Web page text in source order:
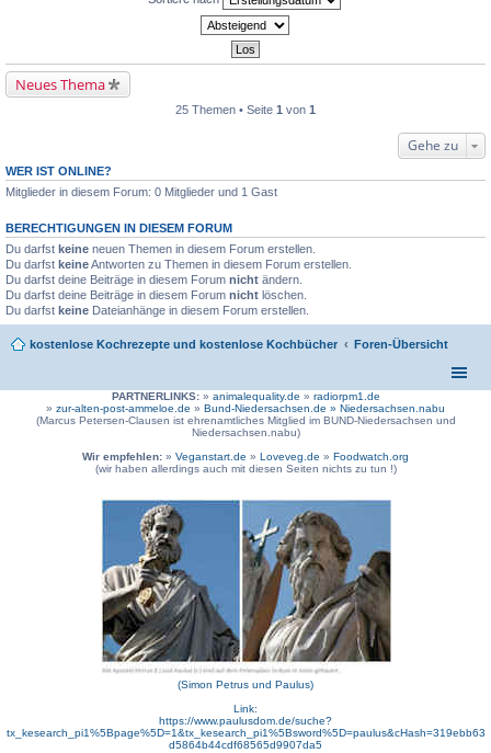
Neues Thema
25 Themen • Seite 1 von 1
Gehe zu
WER IST ONLINE?
Mitglieder in diesem Forum: 0 Mitglieder und 1 Gast
BERECHTIGUNGEN IN DIESEM FORUM
Du darfst keine neuen Themen in diesem Forum erstellen.
Du darfst keineAntworten zu Themen in diesem Forum erstellen.
Du darfst deine Beiträge in diesem Forum nicht ändern.
Du darfst deine Beiträge in diesem Forum nicht löschen.
Du darfst keine Dateianhänge in diesem Forum erstellen.
kostenlose Kochrezepte und kostenlose Kochbücher Foren-Übersicht
PARTNERLINKS:» animalequality.de » radiorpm1.de
» zur-alten-post-ammeloe.de » Bund-Niedersachsen.de » Niedersachsen.nabu
(Marcus Petersen-Clausen ist ehrenamtliches Mitglied im BUND-Niedersachsen und
Niedersachsen.nabu)
Wir empfehlen: » Veganstart.de » Loveveg.de » Foodwatch.org
(wir haben allerdings auch mit diesen Seiten nichts zu tun !)
(Simon Petrus und Paulus)
Link:
https://www.paulusdom.de/suche?
tx_kesearch_pi1%5Bpage%5D=1&tx_kesearch_pi1%5Bsword%5D=paulus&cHash=319ebb63
d5864b44cdf68565d9907da5